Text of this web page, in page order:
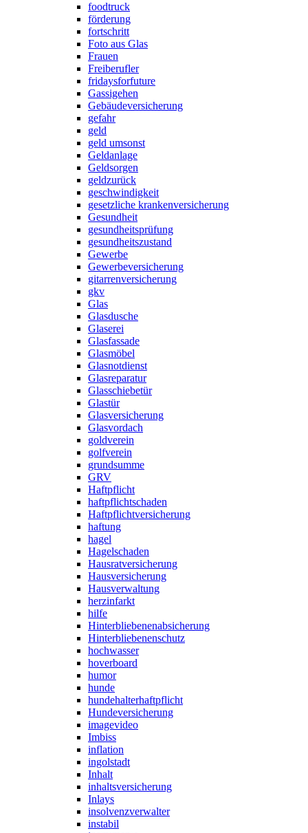
foodtruck
förderung
fortschritt
Foto aus Glas
Frauen
Freiberufler
fridaysforfuture
Gassigehen
Gebäudeversicherung
gefahr
geld
geld umsonst
Geldanlage
Geldsorgen
geldzurück
geschwindigkeit
gesetzliche krankenversicherung
Gesundheit
gesundheitsprüfung
gesundheitszustand
Gewerbe
Gewerbeversicherung
gitarrenversicherung
gkv
Glas
Glasdusche
Glaserei
Glasfassade
Glasmöbel
Glasnotdienst
Glasreparatur
Glasschiebetür
Glastür
Glasversicherung
Glasvordach
goldverein
golfverein
grundsumme
GRV
Haftpflicht
haftpflichtschaden
Haftpflichtversicherung
haftung
hagel
Hagelschaden
Hausratversicherung
Hausversicherung
Hausverwaltung
herzinfarkt
hilfe
Hinterbliebenenabsicherung
Hinterbliebenenschutz
hochwasser
hoverboard
humor
hunde
hundehalterhaftpflicht
Hundeversicherung
imagevideo
Imbiss
inflation
ingolstadt
Inhalt
inhaltsversicherung
Inlays
insolvenzverwalter
instabil